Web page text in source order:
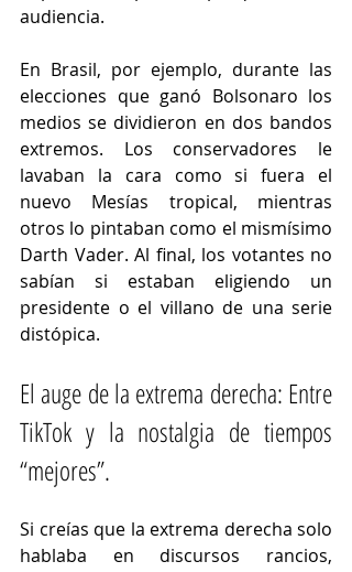
audiencia.
En Brasil, por ejemplo, durante las
elecciones que ganó Bolsonaro los
medios se dividieron en dos bandos
extremos. Los conservadores le
lavaban la cara como si fuera el
nuevo Mesías tropical, mientras
otros lo pintaban como el mismísimo
Darth Vader. Al final, los votantes no
sabían si estaban eligiendo un
presidente o el villano de una serie
distópica.
El auge de la extrema derecha: Entre
TikTok y la nostalgia de tiempos
“mejores”.
Si creías que la extrema derecha solo
hablaba en discursos rancios,